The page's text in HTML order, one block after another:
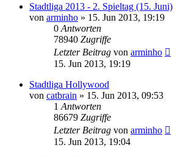
Stadtliga 2013 - 2. Spieltag (15. Juni)
von arminho » 15. Jun 2013, 19:19
0 Antworten
78940 Zugriffe
Letzter Beitrag von arminho
15. Jun 2013, 19:19
Stadtliga Hollywood
von catbrain » 15. Jun 2013, 09:53
1 Antworten
86679 Zugriffe
Letzter Beitrag von arminho
15. Jun 2013, 19:04